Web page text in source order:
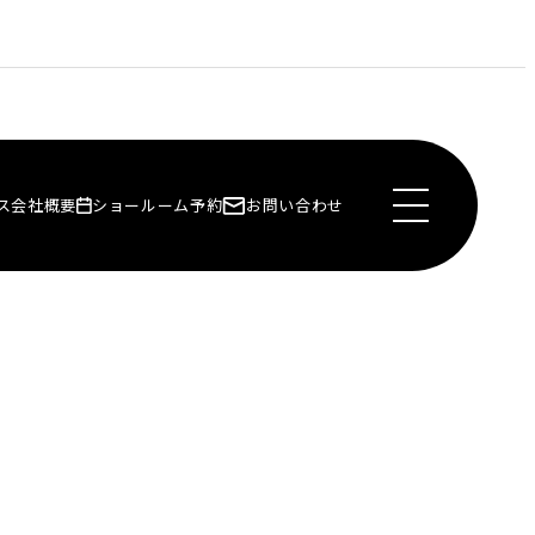
会社概要 ショールーム予約 お問い合わせ